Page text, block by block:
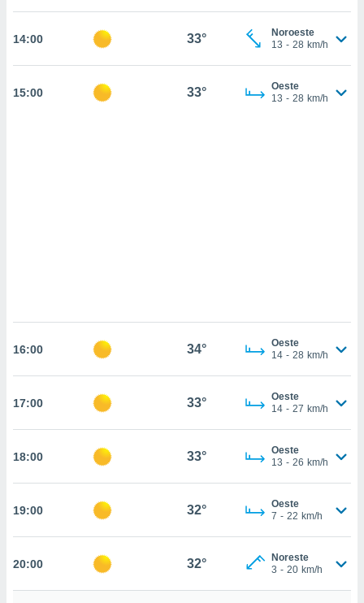
nos
análisis
perfil
aceptar
de
sitio
que
sean
14:00 33°
Noroeste
13 - 28 km/h
15:00 33°
Oeste
13 - 28 km/h
16:00 34°
Oeste
14 - 28 km/h
17:00 33°
Oeste
14 - 27 km/h
18:00 33°
Oeste
13 - 26 km/h
19:00 32°
Oeste
7 - 22 km/h
20:00 32°
Noreste
3 - 20 km/h